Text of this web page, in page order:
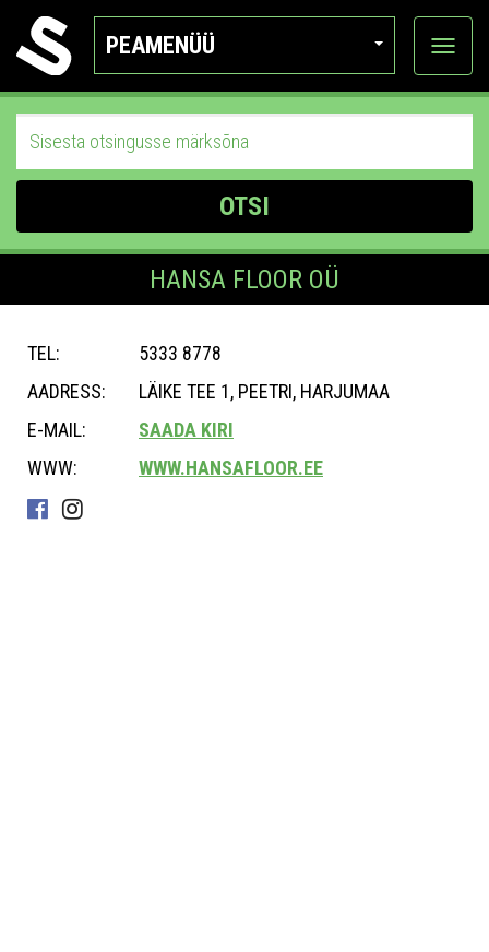
PEAMENÜÜ
Ava
OTSI
HANSA FLOOR OÜ
TEL:
5333 8778
AADRESS:
LÄIKE TEE 1, PEETRI, HARJUMAA
E-MAIL:
SAADA KIRI
WWW:
WWW.HANSAFLOOR.EE